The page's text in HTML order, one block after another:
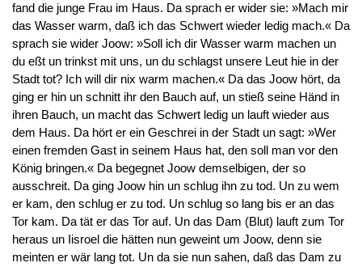
fand die junge Frau im Haus. Da sprach er wider sie: »Mach mir
das Wasser warm, daß ich das Schwert wieder ledig mach.« Da
sprach sie wider Joow: »Soll ich dir Wasser warm machen un
du eßt un trinkst mit uns, un du schlagst unsere Leut hie in der
Stadt tot? Ich will dir nix warm machen.« Da das Joow hört, da
ging er hin un schnitt ihr den Bauch auf, un stieß seine Händ in
ihren Bauch, un macht das Schwert ledig un lauft wieder aus
dem Haus. Da hört er ein Geschrei in der Stadt un sagt: »Wer
einen fremden Gast in seinem Haus hat, den soll man vor den
König bringen.« Da begegnet Joow demselbigen, der so
ausschreit. Da ging Joow hin un schlug ihn zu tod. Un zu wem
er kam, den schlug er zu tod. Un schlug so lang bis er an das
Tor kam. Da tät er das Tor auf. Un das Dam (Blut) lauft zum Tor
heraus un Iisroel die hätten nun geweint um Joow, denn sie
meinten er wär lang tot. Un da sie nun sahen, daß das Dam zu